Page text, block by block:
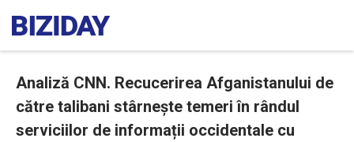
Analiză CNN. Recucerirea Afganistanului de
către talibani stârnește temeri în rândul
serviciilor de informații occidentale cu